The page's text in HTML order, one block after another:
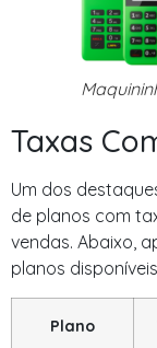
Taxas
Um dos
de planos com
vendas. Abaixo,
planos
Plano